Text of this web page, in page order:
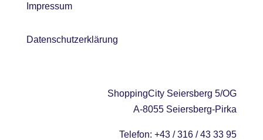
Impressum
Datenschutzerklärung
ShoppingCity Seiersberg 5/OG
A-8055 Seiersberg-Pirka
Telefon: +43 / 316 / 43 33 95